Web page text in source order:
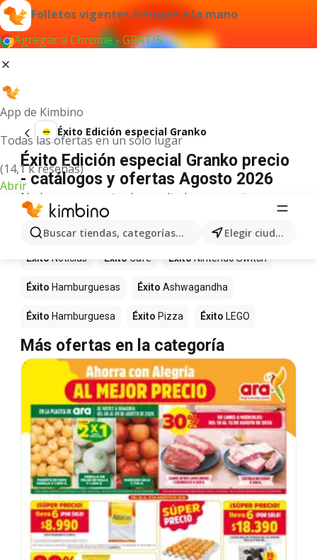
Folletos vigentes siempre a la mano
Agregar a Chrome - GRATIS
App de Kimbino
Todas las ofertas en un solo lugar
(14,1 k reseñas)
Abrir
Buscar tiendas, categorías, productos... Elegir ciudad
Éxito Edición especial Granko
Éxito Edición especial Granko precio
- catálogos y ofertas Agosto 2026
No hemos encontrado resultados para este
término.
Más productos en tiendas Éxito
Éxito Noticias Éxito Café Éxito Nintendo Switch
Éxito Hamburguesas Éxito Ashwagandha
Éxito Hamburguesa Éxito Pizza Éxito LEGO
Más ofertas en la categoría